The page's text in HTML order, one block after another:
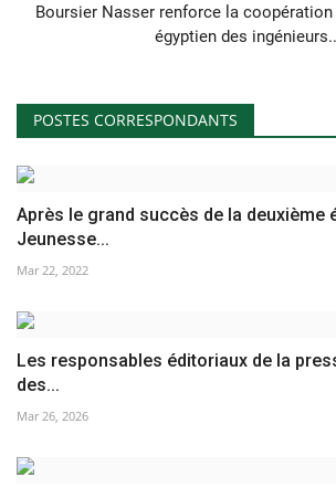
Boursier Nasser renforce la
égyptien des
POSTES CORRESPONDANTS
Après le grand succès de la deuxième
Jeunesse...
Mar 22, 2022
Les responsables éditoriaux de la
des...
Mar 26, 2026